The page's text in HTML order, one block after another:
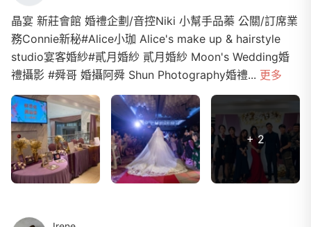
晶宴 新莊會館 婚禮企劃/音控Niki 小幫手品蓁 公關/訂席業
務Connie新秘#Alice小珈 Alice's make up & hairstyle
studio宴客婚紗#貳月婚紗 貳月婚紗 Moon's Wedding婚
禮攝影 #舜哥 婚攝阿舜 Shun Photography婚禮... 更多
+ 2